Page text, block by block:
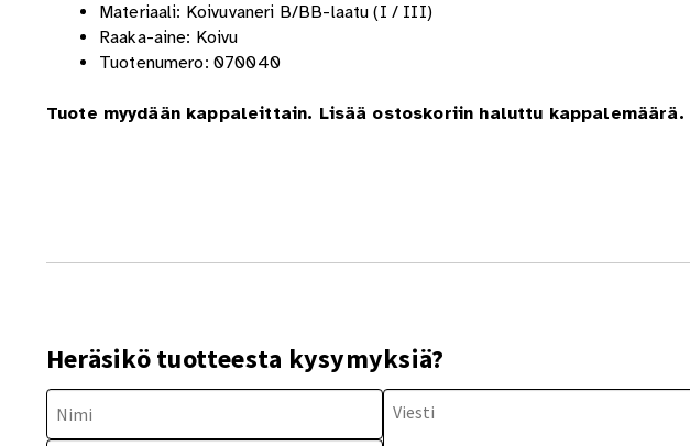
Materiaali: Koivuvaneri B/BB-laatu (I / III)
Raaka-aine: Koivu
Tuotenumero: 070040
Tuote myydään kappaleittain. Lisää ostoskoriin haluttu kappalemäärä.
Heräsikö tuotteesta kysymyksiä?